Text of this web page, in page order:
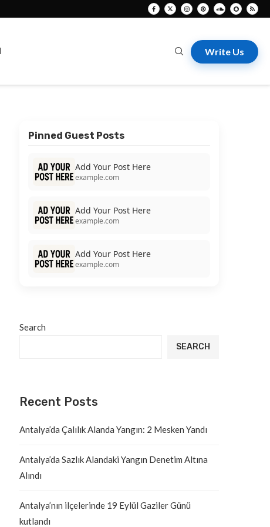
Write Us
Pinned Guest Posts
Add Your Post Here
example.com
Add Your Post Here
example.com
Add Your Post Here
example.com
Search
SEARCH
Recent Posts
Antalya’da Çalılık Alanda Yangın: 2 Mesken Yandı
Antalya’da Sazlık Alandaki Yangın Denetim Altına
Alındı
Antalya’nın ilçelerinde 19 Eylül Gaziler Günü
kutlandı